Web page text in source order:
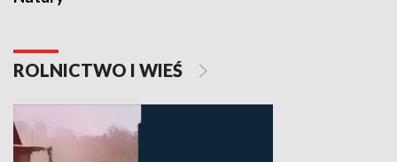
ROLNICTWO I WIEŚ